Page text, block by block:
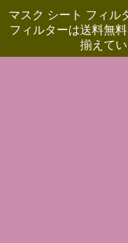
マスク シート フィル
フィルターは送料無
揃えて